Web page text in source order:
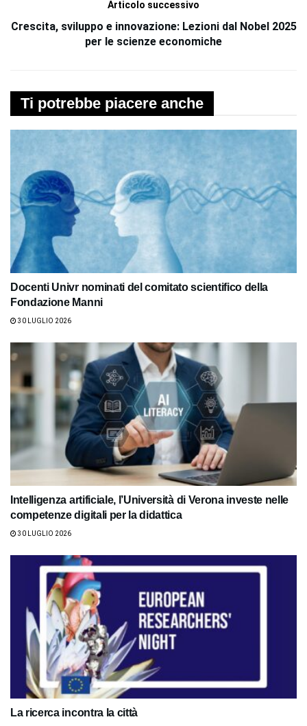
Articolo successivo
Crescita, sviluppo e innovazione: Lezioni dal Nobel 2025
per le scienze economiche
Ti potrebbe piacere anche
Docenti Univr nominati del comitato scientifico della
Fondazione Manni
30 LUGLIO 2026
Intelligenza artificiale, l’Università di Verona investe nelle
competenze digitali per la didattica
30 LUGLIO 2026
La ricerca incontra la città